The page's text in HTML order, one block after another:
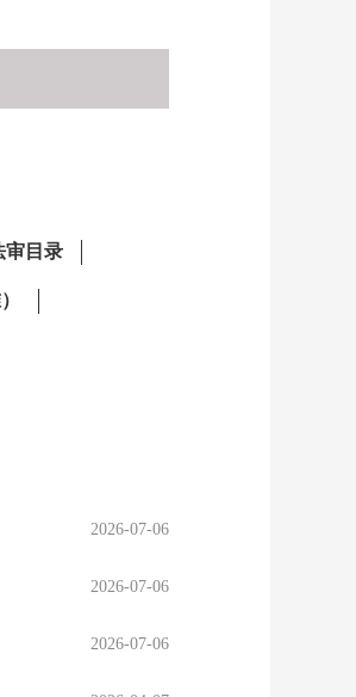
2026-07-06
2026-07-06
2026-07-06